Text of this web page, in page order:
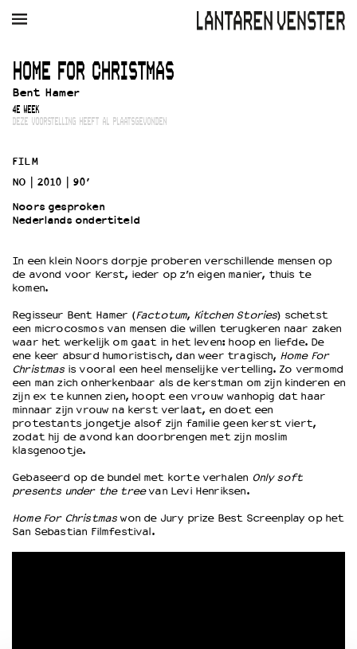
AGENDA FILM MUZIEK RESTAURANT
Winkelmandje
Zoek
Openingstijden & contact
Bereikbaarheid
Kaartverkoop
EDUCATIE
Schoolvoorstellingen
Filmprogramma’s VO/MBO
Speciale educatieprogramma’s
OVER LANTARENVENSTER
Wat we doen
Werken bij
Wie is wie
Word vriend
Historie
Partners
Huisregels
Privacyverklaring
HOME FOR CHRISTMAS
Bent Hamer
4E WEEK
DEZE VOORSTELLING HEEFT AL PLAATSGEVONDEN
FILM
NO
2010
90’
Noors gesproken
Nederlands ondertiteld
In een klein Noors dorpje proberen verschillende mensen op
de avond voor Kerst, ieder op z’n eigen manier, thuis te
komen.
Regisseur Bent Hamer (Factotum, Kitchen Stories) schetst
een microcosmos van mensen die willen terugkeren naar zaken
waar het werkelijk om gaat in het leven: hoop en liefde. De
ene keer absurd humoristisch, dan weer tragisch, Home For
Christmasis vooral een heel menselijke vertelling. Zo vermomd
een man zich onherkenbaar als de kerstman om zijn kinderen en
zijn ex te kunnen zien, hoopt een vrouw wanhopig dat haar
minnaar zijn vrouw na kerst verlaat, en doet een
protestants jongetje alsof zijn familie geen kerst viert,
zodat hij de avond kan doorbrengen met zijn moslim
klasgenootje.
Gebaseerd op de bundel met korte verhalen Only soft
presents under the treevan Levi Henriksen.
Home For Christmaswon de Jury prize Best Screenplay op het
San Sebastian Filmfestival.